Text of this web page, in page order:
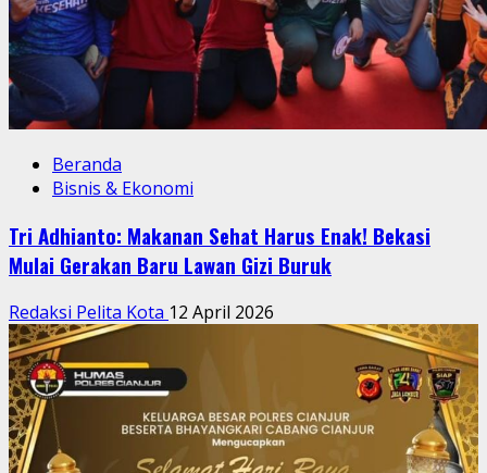
Beranda
Bisnis & Ekonomi
Tri Adhianto: Makanan Sehat Harus Enak! Bekasi
Mulai Gerakan Baru Lawan Gizi Buruk
Redaksi Pelita Kota 12 April 2026